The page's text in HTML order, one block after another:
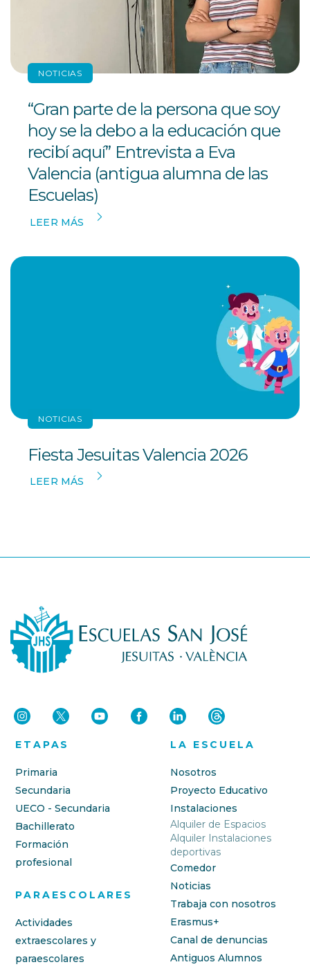
NOTICIAS
“Gran parte de la persona que soy
hoy se la debo a la educación que
recibí aquí” Entrevista a Eva
Valencia (antigua alumna de las
Escuelas)
LEER MÁS
NOTICIAS
Fiesta Jesuitas Valencia 2026
LEER MÁS
ETAPAS
Primaria
Secundaria
UECO - Secundaria
Bachillerato
Formación
profesional
PARAESCOLARES
Actividades
extraescolares y
paraescolares
LA ESCUELA
Nosotros
Proyecto Educativo
Instalaciones
Alquiler de Espacios
Alquiler Instalaciones
deportivas
Comedor
Noticias
Trabaja con nosotros
Erasmus+
Canal de denuncias
Antiguos Alumnos